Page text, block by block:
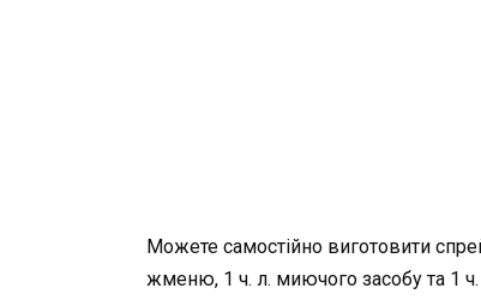
Можете самостійно виготовити
жменю, 1 ч. л. миючого засобу та 1 ч.